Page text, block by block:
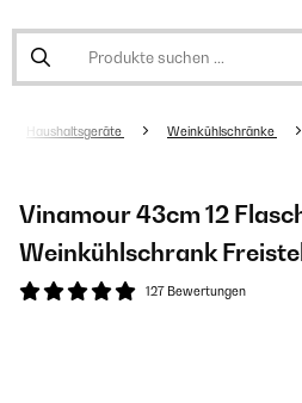
Haushaltsgeräte Weinkühlschränke
Vinamour 43cm 12
Weinkühlschrank
127 Bewertungen